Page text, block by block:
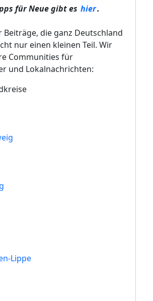
für Neue gibt es hier.
Beiträge, die ganz Deutschland
nur einen kleinen Teil. Wir
Communities für
und Lokalnachrichten:
Lippe